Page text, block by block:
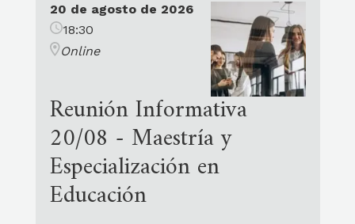
20 de agosto de 2026
18:30
Online
Reunión Informativa
20/08 - Maestría y
Especialización en
Educación